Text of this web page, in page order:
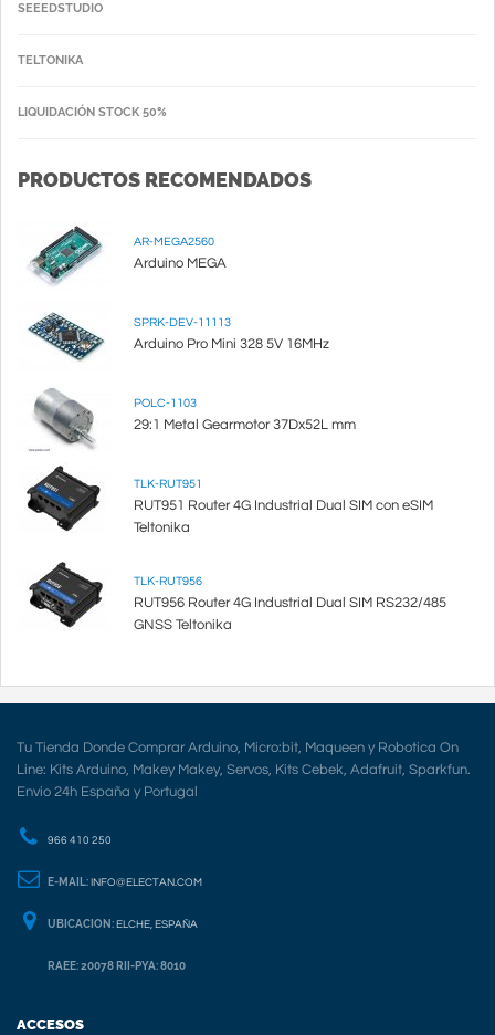
SEEEDSTUDIO
TELTONIKA
LIQUIDACIÓN STOCK 50%
PRODUCTOS RECOMENDADOS
AR-MEGA2560
Arduino MEGA
SPRK-DEV-11113
Arduino Pro Mini 328 5V 16MHz
POLC-1103
29:1 Metal Gearmotor 37Dx52L mm
TLK-RUT951
RUT951 Router 4G Industrial Dual SIM con eSIM
Teltonika
TLK-RUT956
RUT956 Router 4G Industrial Dual SIM RS232/485
GNSS Teltonika
Tu Tienda Donde Comprar Arduino, Micro:bit, Maqueen y Robotica On
Line: Kits Arduino, Makey Makey, Servos, Kits Cebek, Adafruit, Sparkfun.
Envio 24h España y Portugal
966 410 250
E-MAIL: INFO@ELECTAN.COM
UBICACION: ELCHE, ESPAÑA
RAEE: 20078 RII-PYA: 8010
ACCESOS